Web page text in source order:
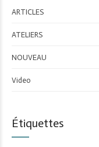
ARTICLES
ATELIERS
NOUVEAU
Video
Étiquettes